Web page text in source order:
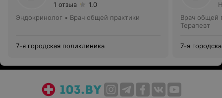
1 отзыв
1.0
Эндокринолог • Врач общей практики
7-я городская поликлиника
Врач общей
Терапевт
7-я